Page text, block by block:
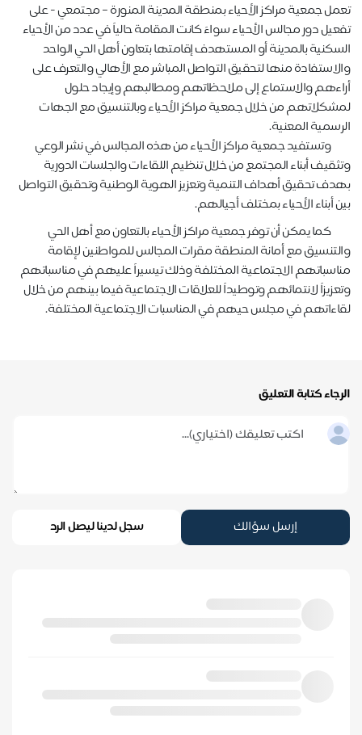
تعمل جمعية مراكز الأحياء بمنطقة المدينة المنورة – مجتمعي - على
تفعيل دور مجالس الأحياء سواءً كانت المقامة حالياً في عدد من الأحياء
السكنية بالمدينة أو المستهدف إقامتها بتعاون أهل الحي الواحد
والاستفادة منها لتحقيق التواصل المباشر مع الأهالي والتعرف على
أراءهم والاستماع إلى ملاحظاتهم ومطالبهم وإيجاد حلول
لمشكلاتهم من خلال جمعية مراكز الأحياء وبالتنسيق مع الجهات
الرسمية المعنية.
وتستفيد جمعية مراكز الأحياء من هذه المجالس في نشر الوعي
وتثقيف أبناء المجتمع من خلال تنظيم اللقاءات والجلسات الدورية
بهدف تحقيق أهداف التنمية وتعزيز الهوية الوطنية وتحقيق التواصل
بين أبناء الأحياء بمختلف أجيالهم.
كما يمكن أن توفر جمعية مراكز الأحياء بالتعاون مع أهل الحي
والتنسيق مع أمانة المنطقة مقرات المجالس للمواطنين لإقامة
مناسباتهم الاجتماعية المختلفة وذلك تيسيراً عليهم في مناسباتهم
وتعزيزاً لانتمائهم وتوطيداً للعلاقات الاجتماعية فيما بينهم من خلال
لقاءاتهم في مجلس حيهم في المناسبات الاجتماعية المختلفة.
الرجاء كتابة التعليق
إرسل سؤالك سجل لدينا ليصل الرد